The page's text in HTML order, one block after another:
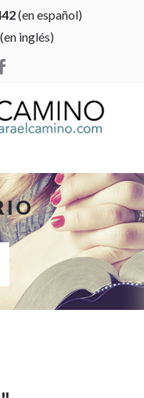
(en español)
(en inglés)